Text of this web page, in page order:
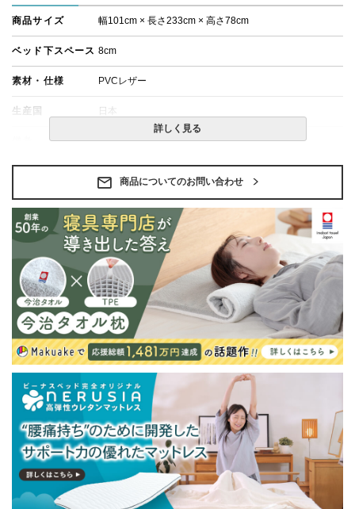
商品サイズ 幅101cm × 長さ233cm × 高さ78cm
ベッド下スペース 8cm
素材・仕様 PVCレザー
生産国
・組立設置無料！
・価格はベッドフレームのみの金額です。
・配送日指定OK！
が発生する場合がございます。また発送予定も変更にな
る場合があります。
※できる限り実際の色を再現するよう心がけております
が、閲覧環境により誤差がでる場合がございますのでご
了承ください。
詳しく見る
商品についてのお問い合わせ